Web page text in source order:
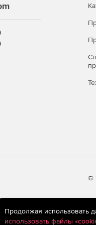
©
store.softline.ru
Продолжая использовать
использовать файлы